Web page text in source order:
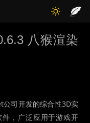
八猴渲染
司开发的综合性3D实
，广泛应用于游戏开